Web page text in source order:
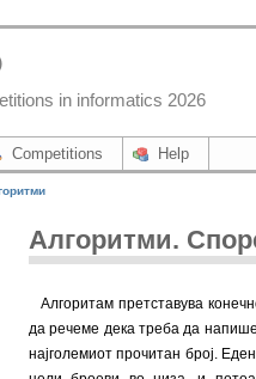
in informatics 2026
Competitions Help
Алгоритми.
Алгоритам претставува
да речеме дека треба да
најголемиот прочитан број.